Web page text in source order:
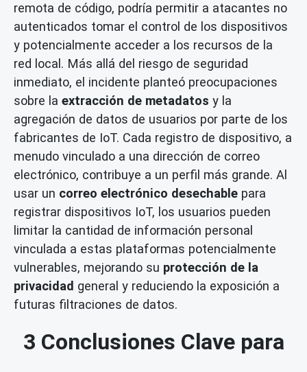
remota de código, podría permitir a atacantes no
autenticados tomar el control de los dispositivos
y potencialmente acceder a los recursos de la
red local. Más allá del riesgo de seguridad
inmediato, el incidente planteó preocupaciones
sobre la extracción de metadatos y la
agregación de datos de usuarios por parte de los
fabricantes de IoT. Cada registro de dispositivo, a
menudo vinculado a una dirección de correo
electrónico, contribuye a un perfil más grande. Al
usar un correo electrónico desechable para
registrar dispositivos IoT, los usuarios pueden
limitar la cantidad de información personal
vinculada a estas plataformas potencialmente
vulnerables, mejorando su protección de la
privacidad general y reduciendo la exposición a
futuras filtraciones de datos.
3 Conclusiones Clave para